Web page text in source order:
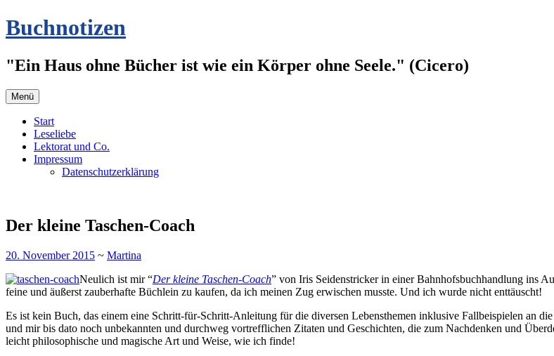
Zum
Inhalt
Buchnotizen
"Ein Haus ohne Bücher ist wie ein Körper ohne Seele." (Cicero)
Menü
Start
Leseliebe
Lektorat und Co.
Impressum
Datenschutzerklärung
Der kleine Taschen-Coach
20. November 2015 ~ Martina
Neulich ist mir “Der kleine Taschen-Coach” von Iris Seidenstricker in einer Bahnhofsbuchhandlung ins
feine und äußerst zauberhafte Büchlein zu kaufen, da ich meinen Zug erwischen musste. Und ich wurde nicht enttäuscht!
Es ist kein Buch, das einem eine Schritt-für-Schritt-Anleitung für die diversen Lebensthemen inklusive Fallbeispielen an
und mir bis dato noch unbekannten und durchweg vortrefflichen Zitaten und Geschichten, die zum Nachdenken und
leicht philosophische und magische Art und Weise, wie ich finde!